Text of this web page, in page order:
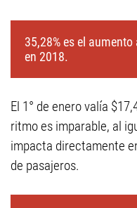
35,28% es el
en 2018.
El 1° de enero valía
ritmo es imparable, al
impacta directamente
de pasajeros.